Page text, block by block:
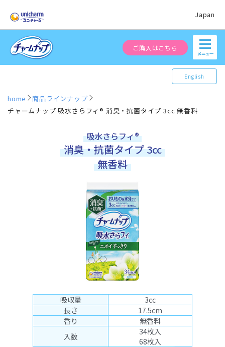
Japan
ご購入はこちら
English
home
商品ラインナップ
チャームナップ 吸水さらフィ® 消臭・抗菌タイプ 3cc 無香料
吸水さらフィ®
消臭・抗菌タイプ 3cc
無香料
吸収量
3cc
長さ
17.5cm
香り
無香料
入数
34枚入
68枚入